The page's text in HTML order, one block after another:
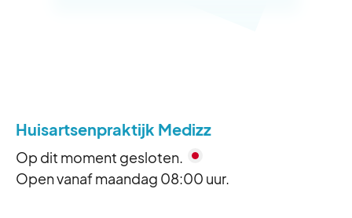
Huisartsenpraktijk Medizz
Op dit moment gesloten.
Open vanaf maandag 08:00 uur.